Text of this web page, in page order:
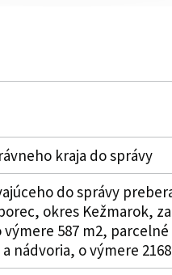
kraja do správy
do správy
okres Kežmarok,
587 m2,
nádvoria, o výmere